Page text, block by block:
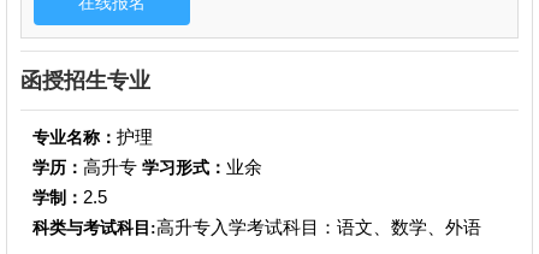
函授招生专业
专业名称： 护理
学历： 高升专 学习形式： 业余
学制： 2.5
科类与考试科目:高升专入学考试科目：语文、数学、外语